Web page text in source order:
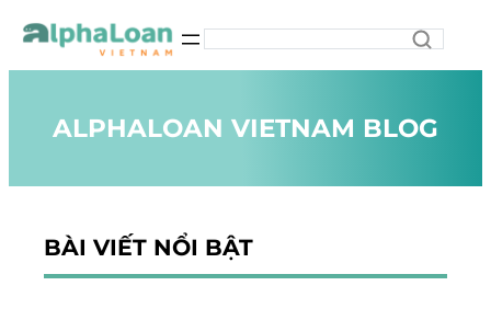
ALPHALOAN VIETNAM BLOG
BÀI VIẾT NỔI BẬT